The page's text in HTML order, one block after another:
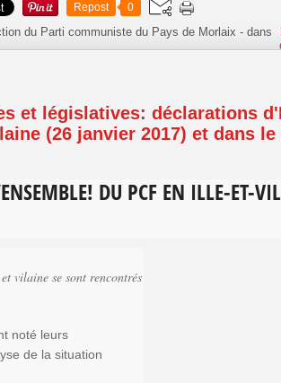
Repost 0
du Parti communiste du Pays de Morlaix -dans
et législatives: déclarations
(26 janvier 2017) et dans
DU PCF EN ILLE-ET-
vilaine se sont rencontrés
noté leurs
de la situation